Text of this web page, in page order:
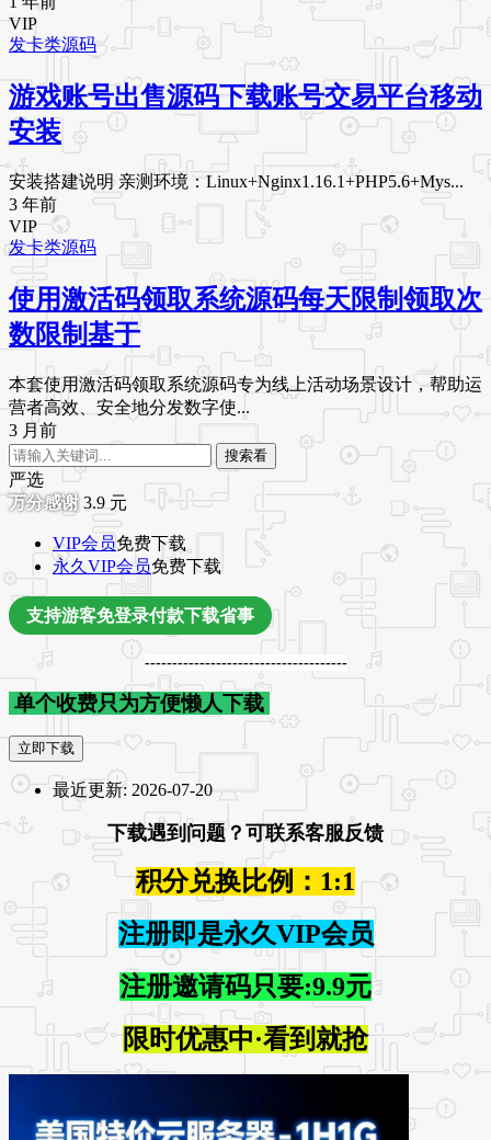
VIP
发卡类源码
游戏账号出售源码下载账号交易平台移动
安装
安装搭建说明 亲测环境：Linux+Nginx1.16.1+PHP5.6+Mys...
3 年前
VIP
发卡类源码
使用激活码领取系统源码每天限制领取次
数限制基于
本套使用激活码领取系统源码专为线上活动场景设计，帮助运
营者高效、安全地分发数字使...
3 月前
搜索看
严选
3.9 元
VIP会员免费下载
永久VIP会员免费下载
支持游客免登录付款下载省事
-------------------------------------
单个收费只为方便懒人下载
立即下载
最近更新: 2026-07-20
下载遇到问题？可联系客服反馈
积分兑换比例：1:1
注册即是永久VIP会员
注册邀请码只要:9.9元
限时优惠中·看到就抢